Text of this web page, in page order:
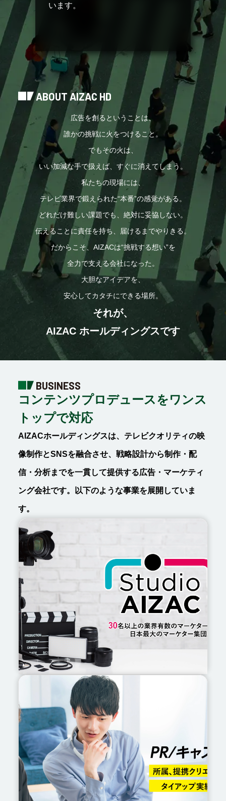
います。
ABOUT AIZAC HD
広告を創るということは、
誰かの挑戦に火をつけること。
でもその火は、
いい加減な手で扱えば、すぐに消えてしまう。
私たちの現場には、
テレビ業界で鍛えられた“本番”の感覚がある。
どれだけ難しい課題でも、絶対に妥協しない。
伝えることに責任を持ち、届けるまでやりきる。
だからこそ、AIZACは“挑戦する想い”を
全力で支える会社になった。
大胆なアイデアを、
安心してカタチにできる場所。
それが、
AIZAC ホールディングスです
BUSINESS
コンテンツプロデュースをワンス
トップで対応
AIZACホールディングスは、テレビクオリティの映
像制作とSNSを融合させ、戦略設計から制作・配
信・分析までを一貫して提供する広告・マーケティ
ング会社です。以下のような事業を展開していま
す。
Studio AIZAC
テレビクオリティのコンテンツをSNSへ。企
画から配信まで一貫制作。